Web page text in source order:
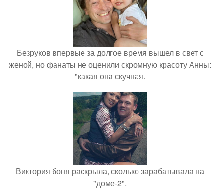
Безруков впервые за долгое время вышел в свет с
женой, но фанаты не оценили скромную красоту Анны:
"какая она скучная.
Виктория боня раскрыла, сколько зарабатывала на
"доме-2".